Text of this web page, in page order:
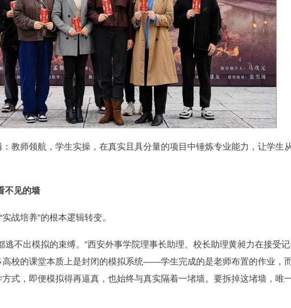
教师领航，学生实操，在真实且具分量的项目中锤炼专业能力，让学生
不见的墙
战培养”的根本逻辑转变。
逃不出模拟的束缚。”西安外事学院理事长助理、校长助理黄昶力在接受
高校的课堂本质上是封闭的模拟系统——学生完成的是老师布置的作业，
式，即便模拟得再逼真，也始终与真实隔着一堵墙。要拆掉这堵墙，唯